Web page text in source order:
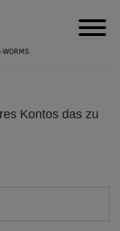
WORMS
Kontos das zu